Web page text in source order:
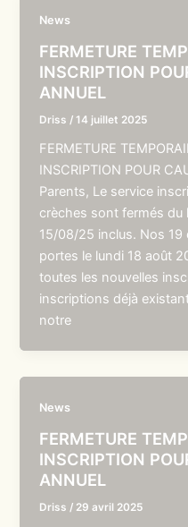
News
FERMETURE
INSCRIPTION
ANNUEL
Driss /14 juillet 2025
FERMETURE
INSCRIPTION POUR
Parents, Le service
crèches sont fermés du
15/08/25 inclus. Nos 19
portes le lundi 18 août
toutes les nouvelles
inscriptions déjà
notre
News
FERMETURE
INSCRIPTION
ANNUEL
Driss / 29 avril 2025